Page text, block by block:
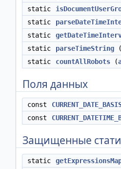
static
static
static
static
parseTimeString
static
countAllRobots (
Поля данных
const
const
Защищенные
static